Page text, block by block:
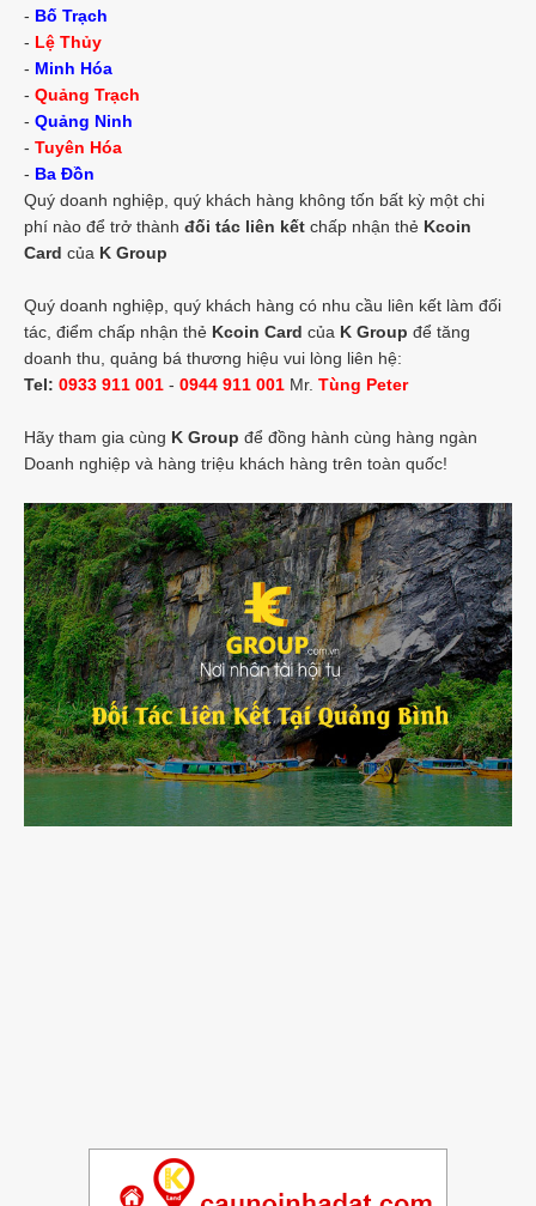
- Bố Trạch
- Lệ Thủy
- Minh Hóa
- Quảng Trạch
- Quảng Ninh
- Tuyên Hóa
- Ba Đồn
Quý doanh nghiệp, quý khách hàng không tốn bất kỳ một chi
phí nào để trở thành đối tác liên kết chấp nhận thẻ Kcoin
Card của K Group
Quý doanh nghiệp, quý khách hàng có nhu cầu liên kết làm đối
tác, điểm chấp nhận thẻ Kcoin Card của K Group để tăng
doanh thu, quảng bá thương hiệu vui lòng liên hệ:
Tel: 0933 911 001 - 0944 911 001 Mr. Tùng Peter
Hãy tham gia cùng K Group để đồng hành cùng hàng ngàn
Doanh nghiệp và hàng triệu khách hàng trên toàn quốc!